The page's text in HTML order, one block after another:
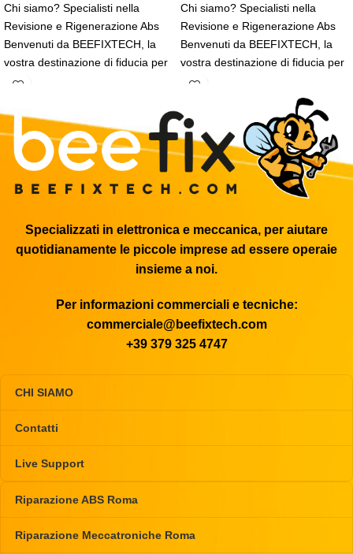
Chi siamo? Specialisti nella
Revisione e Rigenerazione Abs
Benvenuti da BEEFIXTECH, la
vostra destinazione di fiducia per
la rigenerazione, revisione
Chi siamo? Specialisti nella
Revisione e Rigenerazione Abs
Benvenuti da BEEFIXTECH, la
vostra destinazione di fiducia per
la rigenerazione, revisione
Specializzati in elettronica e meccanica, per aiutare
quotidianamente le piccole imprese ad essere operaie
insieme a noi.
Per informazioni commerciali e tecniche:
commerciale@beefixtech.com
+39 379 325 4747
CHI SIAMO
Contatti
Live Support
Riparazione ABS Roma
Riparazione Meccatroniche Roma